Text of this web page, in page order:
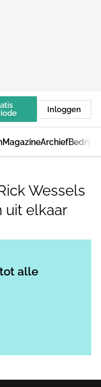
Inloggen
MagazineArchief
Wessels
uit elkaar
alle